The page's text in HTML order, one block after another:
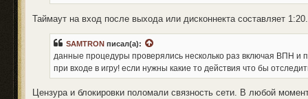
Таймаут на вход после выхода или дисконнекта составляет
SAMTRON писал(а):
данные процедуры проверялись несколько раз включая ВПН и
при входе в игру! если нужны какие то действия что бы
Цензура и блокировки поломали связность сети. В любой